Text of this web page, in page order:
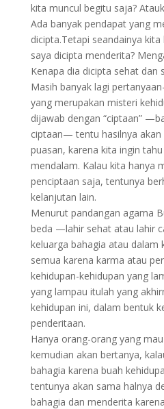
kita muncul begitu saja?
Ada banyak pendapat yang
dicipta.Tetapi seandainya
saya dicipta menderita?
Kenapa dia dicipta sehat dan
Masih banyak lagi
yang merupakan misteri
dijawab dengan “ciptaan”
ciptaan— tentu hasilnya
puasan, karena kita ingin
mendalam. Kalau kita hanya
penciptaan saja, tentunya
kelanjutan lain.
Menurut pandangan agama
beda —lahir sehat atau lahir
keluarga bahagia atau
semua karena karma atau
kehidupan-kehidupan yang
yang lampau itulah yang
kehidupan ini, dalam bentuk
penderitaan.
Hanya orang-orang yang
kemudian akan bertanya,
bahagia karena buah
tentunya akan sama halnya
bahagia dan menderita